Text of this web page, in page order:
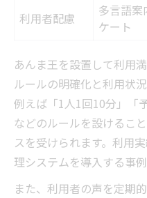
利用者配慮
多言語案
ケート
あんま王を設置して利用
ルールの明確化と利用状
例えば「1人1回10分」「
などのルールを設けるこ
スを受けられます。利用
理システムを導入する事例
また、利用者の声を定期